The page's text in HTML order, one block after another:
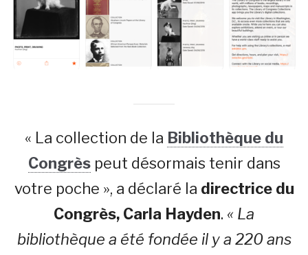
« La collection de la Bibliothèque du
Congrèspeut désormais tenir dans
votre poche », a déclaré la directrice du
Congrès, Carla Hayden. « La
bibliothèque a été fondée il y a 220 ans